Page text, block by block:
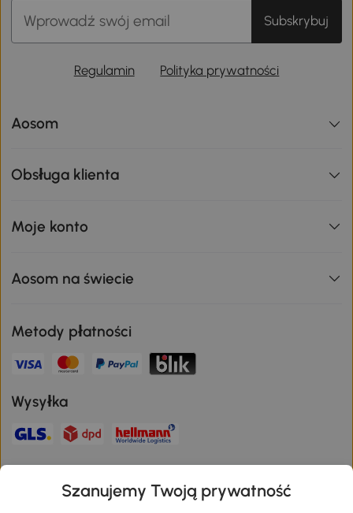
Subskrybuj
Regulamin Polityka prywatności
Aosom
Obsługa klienta
Moje konto
Aosom na świecie
Metody płatności
Wysyłka
Szanujemy Twoją prywatność